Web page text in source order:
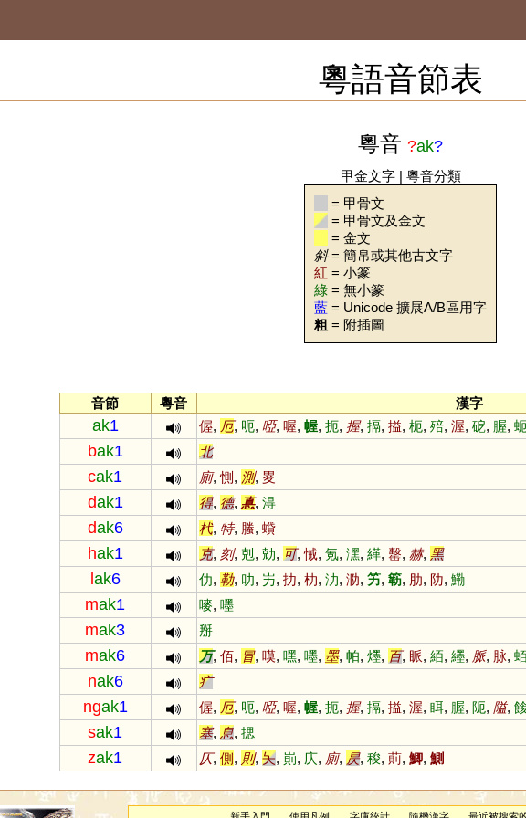
粵語音節表
粵音 ?ak?
甲金文字| 粵音分類
= 甲骨文
= 甲骨文及金文
= 金文
斜= 簡帛或其他古文字
紅 = 小篆
綠 = 無小篆
藍 = Unicode 擴展A/B區用字
粗 = 附插圖
音節 粵音 漢字
ak1 偓, 厄, 呃, 啞,喔,幄,扼, 握,搹,搤,枙,殕,渥,砨, 腛,
bak1 北
cak1 廁,惻 , 測, 畟
dak1 得, 德,惪,淂
dak6 杙, 特, 螣,蟘
hak1 克, 刻, 剋,勀, 可,悈,氪,潶,緙,罊,赫,黑
ak6 仂,勒, 叻, 屴,扐,朸,氻,泐,竻,簕, 肋, 阞,鰳
mak1 嘜,嚜
mak3 掰
mak6 万,佰, 冒,嗼,嘿,嚜, 墨,帕,爅, 百, 眽,絔,纆, 脈, 脉,
nak6 疒
ngak1 偓, 厄, 呃, 啞,喔,幄,扼, 握,搹,搤,渥,眲, 腛, 阨, 隘,
sak1 塞,息,揌
zak1 仄,側 , 則,夨, 崱, 庂, 廁, 昃,稄,萴,鯽,鰂